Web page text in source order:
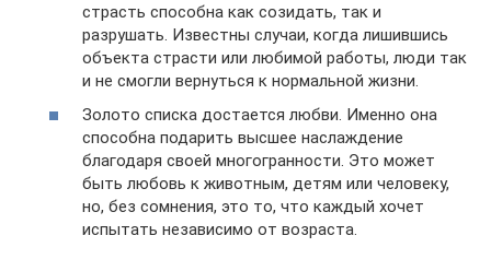
страсть способна как созидать, так и
разрушать. Известны случаи, когда лишившись
объекта страсти или любимой работы, люди так
и не смогли вернуться к нормальной жизни.
Золото списка достается любви. Именно она
способна подарить высшее наслаждение
благодаря своей многогранности. Это может
быть любовь к животным, детям или человеку,
но, без сомнения, это то, что каждый хочет
испытать независимо от возраста.